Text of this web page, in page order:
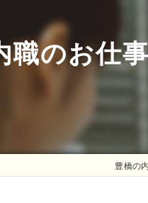
職のお
豊橋の